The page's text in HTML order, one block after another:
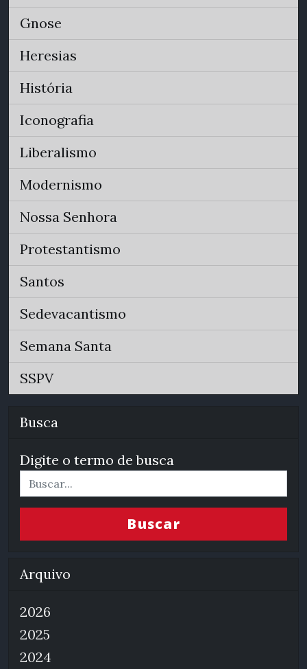
Gnose
Heresias
História
Iconografia
Liberalismo
Modernismo
Nossa Senhora
Protestantismo
Santos
Sedevacantismo
Semana Santa
SSPV
Busca
Digite o termo de busca
Buscar
Arquivo
2026
2025
2024